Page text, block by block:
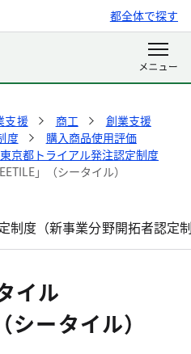
都全体で探す
支援 商工
創業支援
度
購入商品使用評価
京都トライアル発注認定制度
」（シータイル）
制度（新事業分野開拓者認定
イル
シータイル）